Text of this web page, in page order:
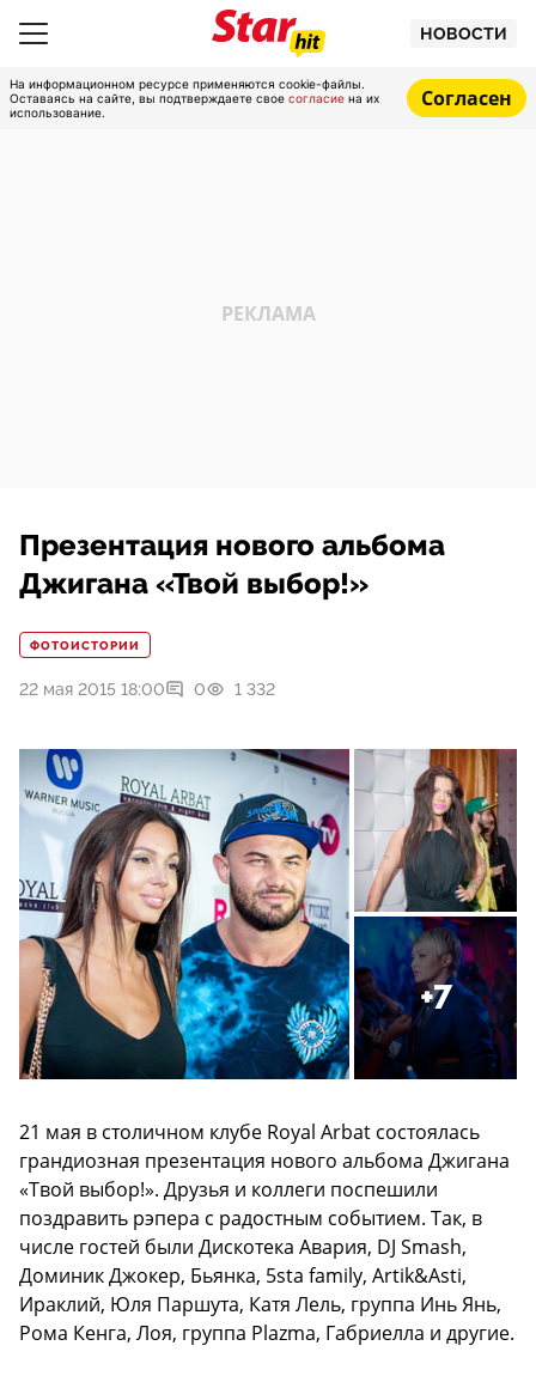
НОВОСТИ
На информационном ресурсе применяются cookie-файлы.
Оставаясь на сайте, вы подтверждаете свое согласие на их
использование.
Согласен
Презентация нового альбома
Джигана «Твой выбор!»
ФОТОИСТОРИИ
22 мая 2015 18:00 0 1 332
+7
21 мая в столичном клубе Royal Arbat состоялась
грандиозная презентация нового альбома Джигана
«Твой выбор!». Друзья и коллеги поспешили
поздравить рэпера с радостным событием. Так, в
числе гостей были Дискотека Авария, DJ Smash,
Доминик Джокер, Бьянка, 5sta family, Artik&Asti,
Ираклий, Юля Паршута, Катя Лель, группа Инь Янь,
Рома Кенга, Лоя, группа Plazma, Габриелла и другие.